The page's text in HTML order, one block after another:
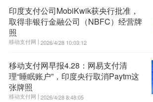
印度支付公司MobiKwik获央行批准，
取得非银行金融公司（NBFC）经营牌
照
移动支付网 | 2026/4/28 10:03:12
移动支付网早报4.28：网易支付清
理“睡眠账户”，印度央行取消Paytm这
张牌照
移动支付网 | 2026/4/28 8:48:05